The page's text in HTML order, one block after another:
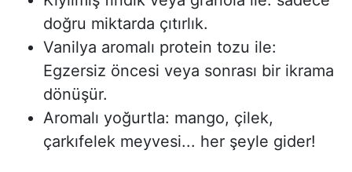
doğru miktarda çıtırlık.
Vanilya aromalı protein tozu ile:
Egzersiz öncesi veya sonrası bir ikrama
dönüşür.
Aromalı yoğurtla: mango, çilek,
çarkıfelek meyvesi... her şeyle gider!